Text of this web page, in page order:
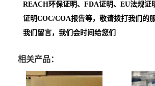
REACH环保证明、FDA证明、EU法规证
证明COC/COA报告等，敬请拨打我们的
我们留言，我们会时间给您们
相关产品：